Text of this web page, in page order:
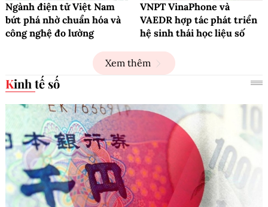
Ngành điện tử Việt Nam
bứt phá nhờ chuẩn hóa và
công nghệ đo lường
VNPT VinaPhone và
VAEDR hợp tác phát triển
hệ sinh thái học liệu số
Xem thêm
Kinh tế số